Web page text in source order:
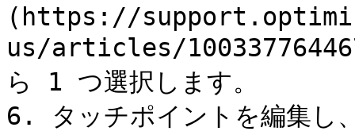
(https://
us/articles/
ら 1 つ選択します。
6. タッチポイントを編集